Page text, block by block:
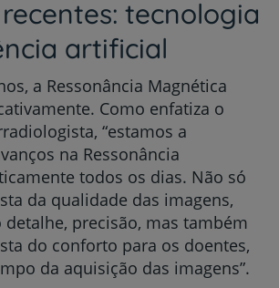
tecnologia
artificial
a Ressonância Magnética
Como enfatiza o
“estamos a
na Ressonância
todos os dias. Não só
da qualidade das imagens,
detalhe, precisão, mas também
do conforto para os doentes,
da aquisição das imagens”.